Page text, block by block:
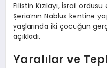
Filistin Kızılayı, İsrail
Şeria’nın Nablus kentine
yaşlarında iki çocuğun
açıkladı.
Yaralılar ve